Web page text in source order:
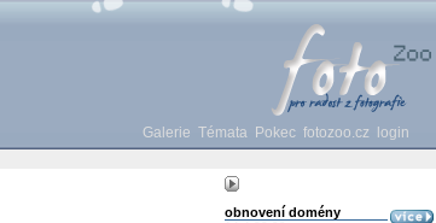
Galerie Témata Pokec fotozoo.cz login
obnovení domény